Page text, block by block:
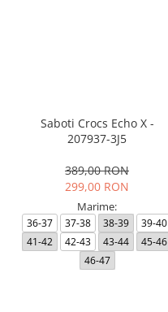
Saboti Crocs Echo X -
207937-3J5
389,00 RON
299,00 RON
Marime:
36-37 37-38 38-39
39-40
41-42
42-43 43-44
45-46
46-47